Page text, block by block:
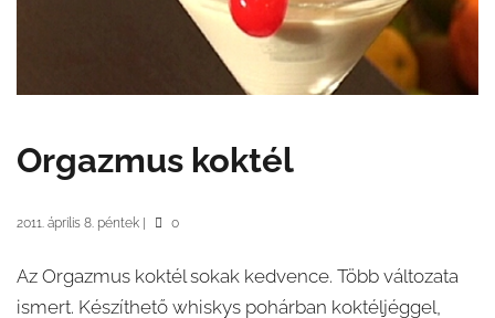
Orgazmus koktél
2011. április 8. péntek 0
Az Orgazmus koktél sokak kedvence. Több változata
ismert. Készíthető whiskys pohárban koktéljéggel,